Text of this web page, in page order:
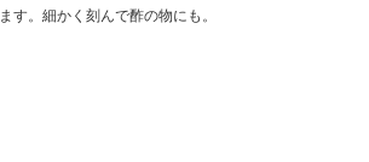
。細かく刻んで酢の物にも。